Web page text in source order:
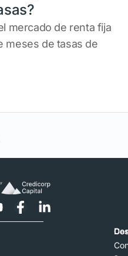
mercado de renta fija
meses de tasas de